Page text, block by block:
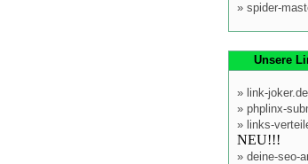
» spider-
Unsere
» link-joker.de
» phplinx-
» links-
NEU!!!
» deine-seo-